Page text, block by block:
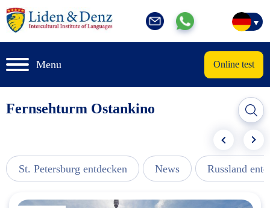
Menu Online test
Fernsehturm Ostankino
St. Petersburg entdecken News Russland